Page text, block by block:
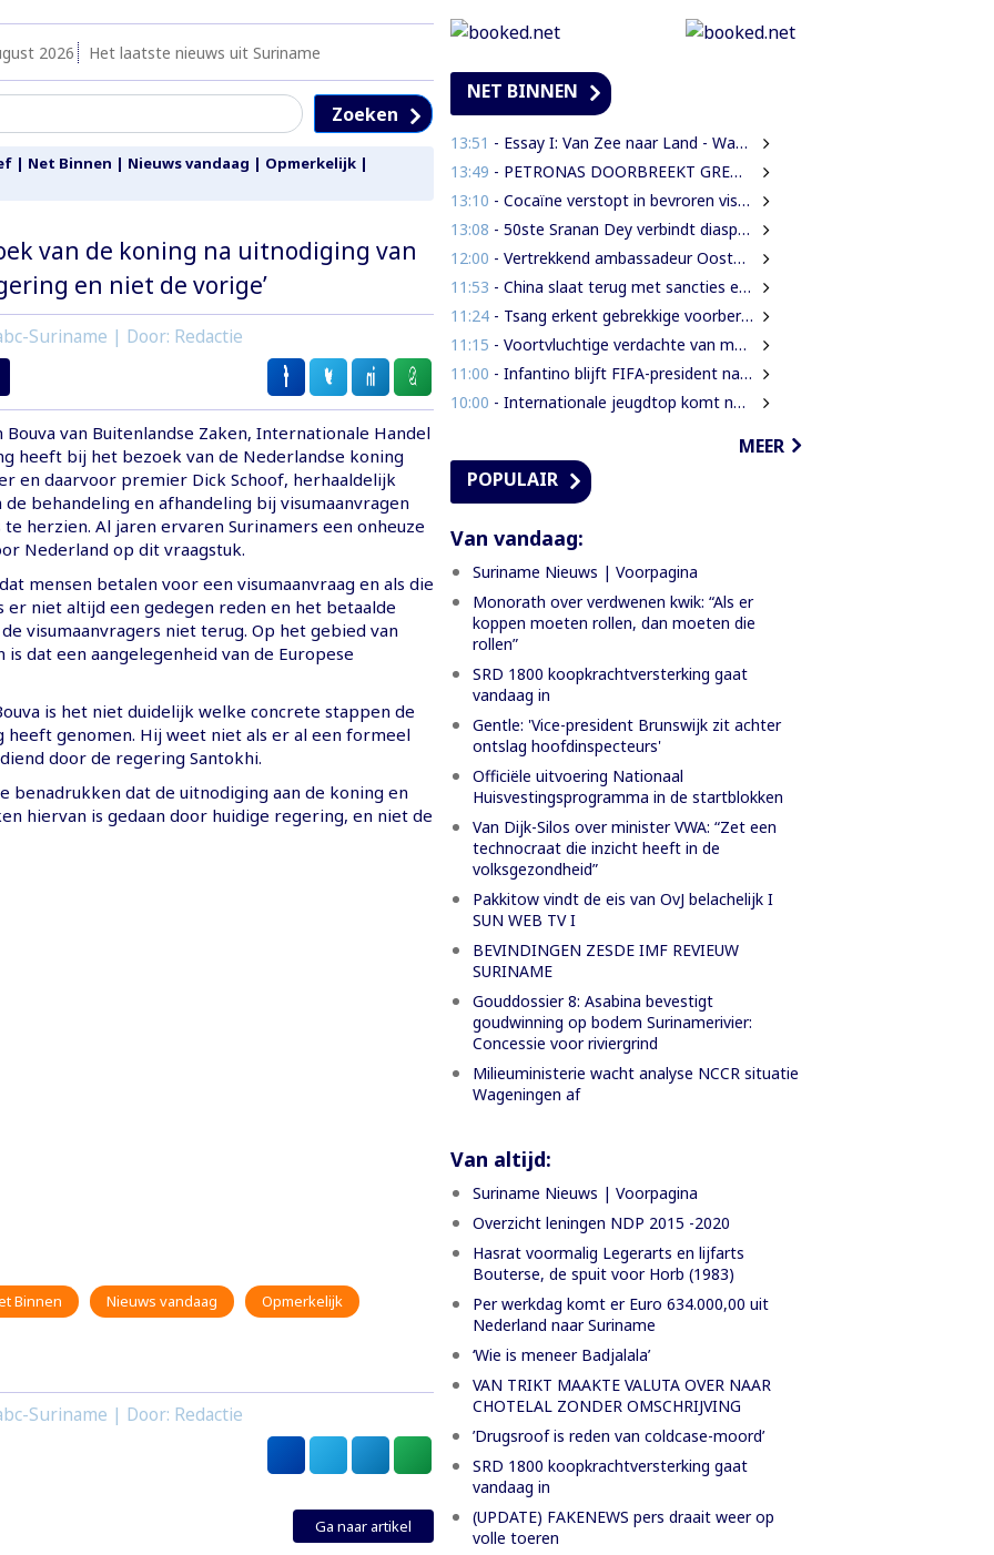
2026 Het laatste nieuws uit Suriname
Zoeken
| Net Binnen | Nieuws vandaag | Opmerkelijk|
van de koning na uitnodiging van
en niet de vorige’
Suriname | Door: Redactie
van Buitenlandse Zaken, Internationale Handel
heeft bij het bezoek van de Nederlandse koning
en daarvoor premier Dick Schoof, herhaaldelijk
de behandeling en afhandeling bij visumaanvragen
te herzien. Al jaren ervaren Surinamers een onheuze
Nederland op dit vraagstuk.
mensen betalen voor een visumaanvraag en als die
er niet altijd een gedegen reden en het betaalde
visumaanvragers niet terug. Op het gebied van
dat een aangelegenheid van de Europese
is het niet duidelijk welke concrete stappen de
genomen. Hij weet niet als er al een formeel
door de regering Santokhi.
benadrukken dat de uitnodiging aan de koning en
hiervan is gedaan door huidige regering, en niet de
Binnen Nieuws vandaag Opmerkelijk
Suriname | Door: Redactie
Ga naar artikel
NET BINNEN
13:51 - Essay I: Van Zee naar Land - Wat Suriname zelf moet weten over de Nieuwe Raffinaderij en Gas-to-Shore
13:49 - PETRONAS DOORBREEKT GRENS VAN 1 MILJARD VATEN IN BLOK 52 | WAT BETEKENT DEZE MIJLPAAL VOOR DE SURINAAMSE ECONOMIE?
13:10 - Cocaïne verstopt in bevroren vissen ontdekt bij douanecontrole
13:08 - 50ste Sranan Dey verbindt diaspora, cultuur en ondernemerschap in New York
12:00 - Vertrekkend ambassadeur Oostelbos: ‘De grootste rijkdom van Suriname zijn de mensen’
11:53 - China slaat terug met sancties en strengere exportregels in handelsconflict met VS
11:24- Tsang erkent gebrekkige voorbereiding werkzaamheden Domineestraat
11:15 - Voortvluchtige verdachte van mensenhandel uitgeleverd door Guyana
11:00 - Infantino blijft FIFA-president na crisisoverleg en biedt excuses aan
10:00 - Internationale jeugdtop komt naar Paramaribo voor BAITALI COTECC U14 Tennis Cup
MEER
POPULAIR
Van vandaag:
Suriname Nieuws | Voorpagina
Monorath over verdwenen kwik: “Als er
koppen moeten rollen, dan moeten die
rollen”
SRD 1800 koopkrachtversterking gaat
vandaag in
Gentle: 'Vice-president Brunswijk zit achter
ontslag hoofdinspecteurs'
Officiële uitvoering Nationaal
Huisvestingsprogramma in de startblokken
Van Dijk-Silos over minister VWA: “Zet een
technocraat die inzicht heeft in de
volksgezondheid”
Pakkitow vindt de eis van OvJ belachelijk I
SUN WEB TV I
BEVINDINGEN ZESDE IMF REVIEUW
SURINAME
Gouddossier 8: Asabina bevestigt
goudwinning op bodem Surinamerivier:
Concessie voor riviergrind
Milieuministerie wacht analyse NCCR situatie
Wageningen af
Van altijd:
Suriname Nieuws | Voorpagina
Overzicht leningen NDP 2015 -2020
Hasrat voormalig Legerarts en lijfarts
Bouterse, de spuit voor Horb (1983)
Per werkdag komt er Euro 634.000,00 uit
Nederland naar Suriname
‘Wie is meneer Badjalala’
VAN TRIKT MAAKTE VALUTA OVER NAAR
CHOTELAL ZONDER OMSCHRIJVING
’Drugsroof is reden van coldcase-moord’
SRD 1800 koopkrachtversterking gaat
vandaag in
(UPDATE) FAKENEWS pers draait weer op
volle toeren